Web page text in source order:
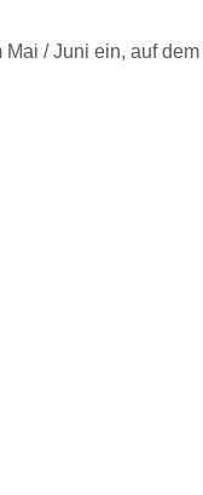
Mai / Juni ein, auf